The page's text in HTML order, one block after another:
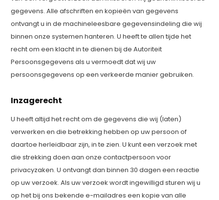
gegevens. Alle afschriften en kopieën van gegevens
ontvangt u in de machineleesbare gegevensindeling die wij
binnen onze systemen hanteren. U heeft te allen tijde het
recht om een klacht in te dienen bij de Autoriteit
Persoonsgegevens als u vermoedt dat wij uw
persoonsgegevens op een verkeerde manier gebruiken.
Inzagerecht
U heeft altijd het recht om de gegevens die wij (laten)
verwerken en die betrekking hebben op uw persoon of
daartoe herleidbaar zijn, in te zien. U kunt een verzoek met
die strekking doen aan onze contactpersoon voor
privacyzaken. U ontvangt dan binnen 30 dagen een reactie
op uw verzoek. Als uw verzoek wordt ingewilligd sturen wij u
op het bij ons bekende e-mailadres een kopie van alle